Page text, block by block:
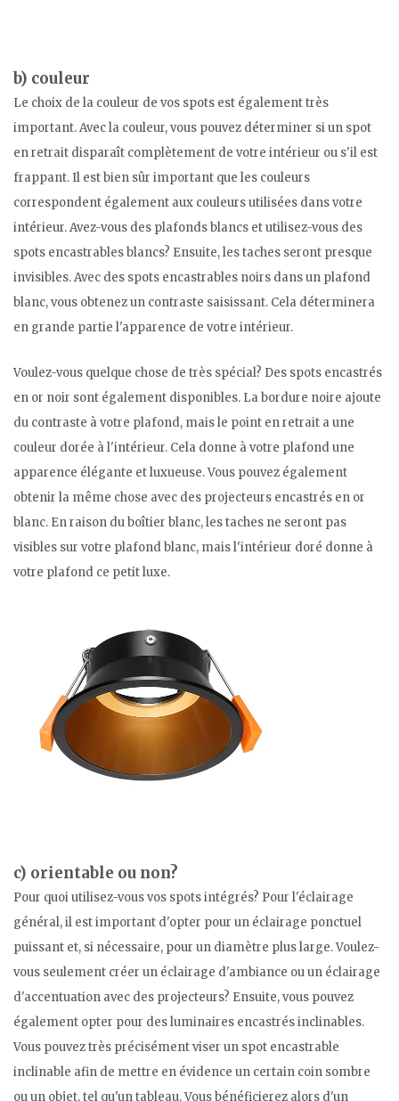
b) couleur
Le choix de la couleur de vos spots est également très
important. Avec la couleur, vous pouvez déterminer si un spot
en retrait disparaît complètement de votre intérieur ou s'il est
frappant. Il est bien sûr important que les couleurs
correspondent également aux couleurs utilisées dans votre
intérieur. Avez-vous des plafonds blancs et utilisez-vous des
spots encastrables blancs? Ensuite, les taches seront presque
invisibles. Avec des spots encastrables noirs dans un plafond
blanc, vous obtenez un contraste saisissant. Cela déterminera
en grande partie l'apparence de votre intérieur.
Voulez-vous quelque chose de très spécial? Des spots encastrés
en or noir sont également disponibles. La bordure noire ajoute
du contraste à votre plafond, mais le point en retrait a une
couleur dorée à l'intérieur. Cela donne à votre plafond une
apparence élégante et luxueuse. Vous pouvez également
obtenir la même chose avec des projecteurs encastrés en or
blanc. En raison du boîtier blanc, les taches ne seront pas
visibles sur votre plafond blanc, mais l'intérieur doré donne à
votre plafond ce petit luxe.
c) orientable ou non?
Pour quoi utilisez-vous vos spots intégrés? Pour l'éclairage
général, il est important d'opter pour un éclairage ponctuel
puissant et, si nécessaire, pour un diamètre plus large. Voulez-
vous seulement créer un éclairage d'ambiance ou un éclairage
d'accentuation avec des projecteurs? Ensuite, vous pouvez
également opter pour des luminaires encastrés inclinables.
Vous pouvez très précisément viser un spot encastrable
inclinable afin de mettre en évidence un certain coin sombre
ou un objet, tel qu'un tableau. Vous bénéficierez alors d'un